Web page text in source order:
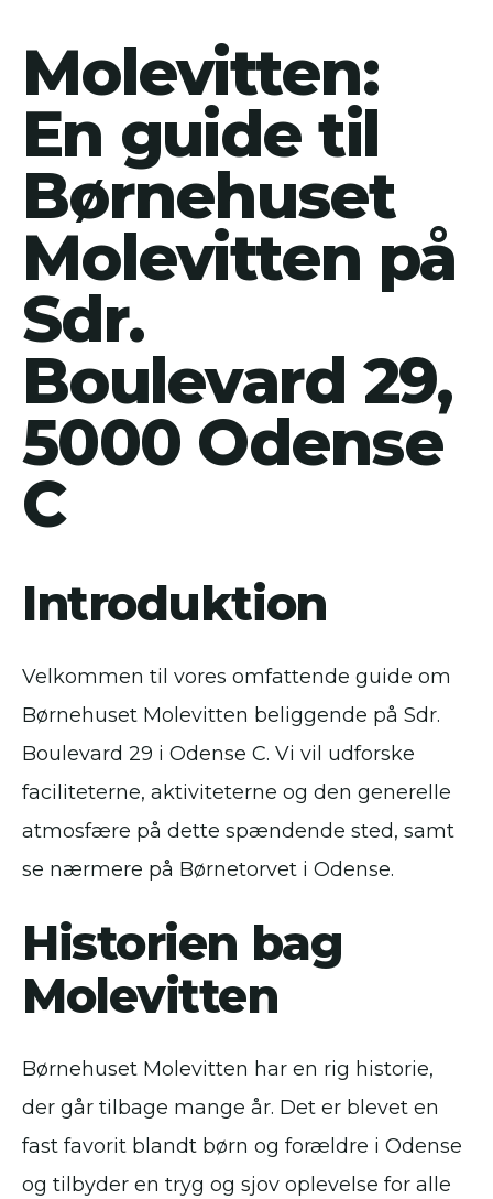
Molevitten:
En guide til
Børnehuset
Molevitten på
Sdr.
Boulevard 29,
5000 Odense
C
Introduktion
Velkommen til vores omfattende guide om
Børnehuset Molevitten beliggende på Sdr.
Boulevard 29 i Odense C. Vi vil udforske
faciliteterne, aktiviteterne og den generelle
atmosfære på dette spændende sted, samt
se nærmere på Børnetorvet i Odense.
Historien bag
Molevitten
Børnehuset Molevitten har en rig historie,
der går tilbage mange år. Det er blevet en
fast favorit blandt børn og forældre i Odense
og tilbyder en tryg og sjov oplevelse for alle